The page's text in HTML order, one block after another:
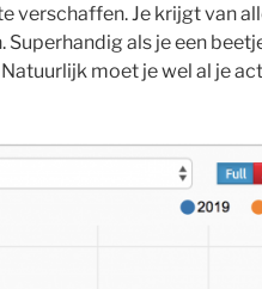
verschaffen. Je krijgt van
als je een
moet je wel al je